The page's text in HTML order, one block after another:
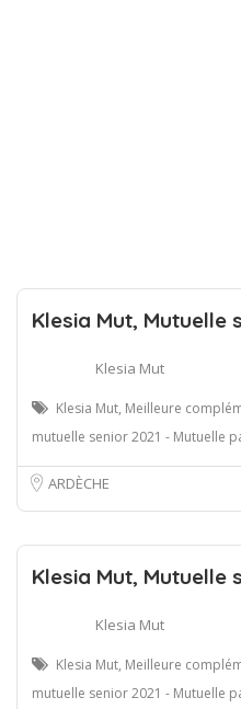
Klesia Mut, Mutuelle
Klesia Mut
Klesia Mut, Meilleure
mutuelle senior 2021 - Mutuelle
ARDÈCHE
Klesia Mut, Mutuelle
Klesia Mut
Klesia Mut, Meilleure
mutuelle senior 2021 - Mutuelle